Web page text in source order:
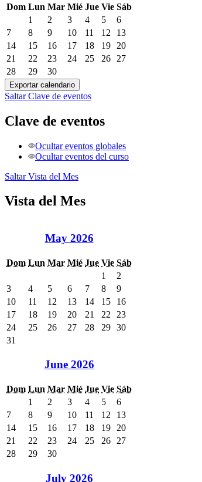
Dom Lun Mar Mié Jue Vie Sáb
1
2 3 4 5
6
7
8 9 10 11 12
13
14
15 16 17 18 19
20
21
22 23 24 25 26
27
28
29 30
Saltar Clave de eventos
Clave de eventos
Ocultar eventos globales
Ocultar eventos del curso
Saltar Vista del Mes
Vista del Mes
May 2026
Dom Lun Mar Mié Jue Vie Sáb
1
2
3
4 5 6 7 8
9
10
11 12 13 14 15
16
17
18 19 20 21 22
23
24
25 26 27 28 29 30
31
June 2026
Dom Lun Mar Mié Jue Vie Sáb
1
2 3 4 5
6
7
8 9 10 11 12
13
14
15 16 17 18 19
20
21
22 23 24 25 26
27
28
29 30
July 2026